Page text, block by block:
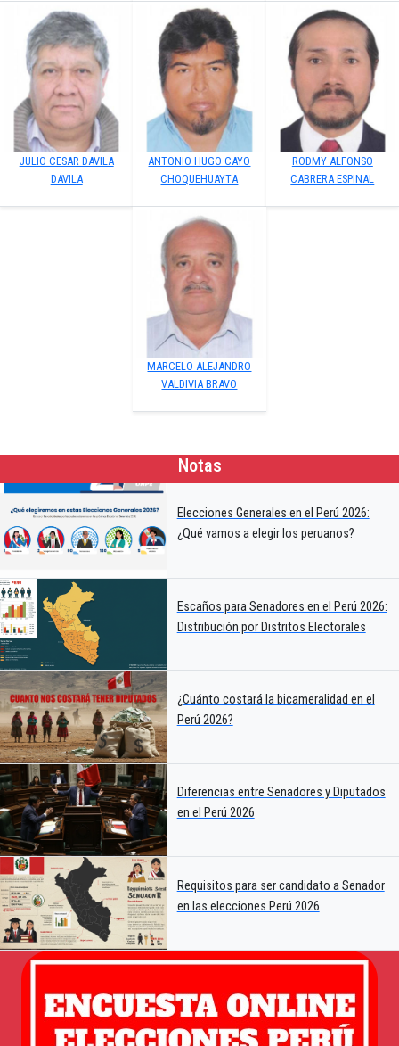
JULIO CESAR DAVILA
DAVILA
ANTONIO HUGO CAYO
CHOQUEHUAYTA
RODMY ALFONSO
CABRERA ESPINAL
MARCELO ALEJANDRO
VALDIVIA BRAVO
Notas
Elecciones Generales en el Perú 2026:
¿Qué vamos a elegir los peruanos?
Escaños para Senadores en el Perú 2026:
Distribución por Distritos Electorales
¿Cuánto costará la bicameralidad en el
Perú 2026?
Diferencias entre Senadores y Diputados
en el Perú 2026
Requisitos para ser candidato a Senador
en las elecciones Perú 2026